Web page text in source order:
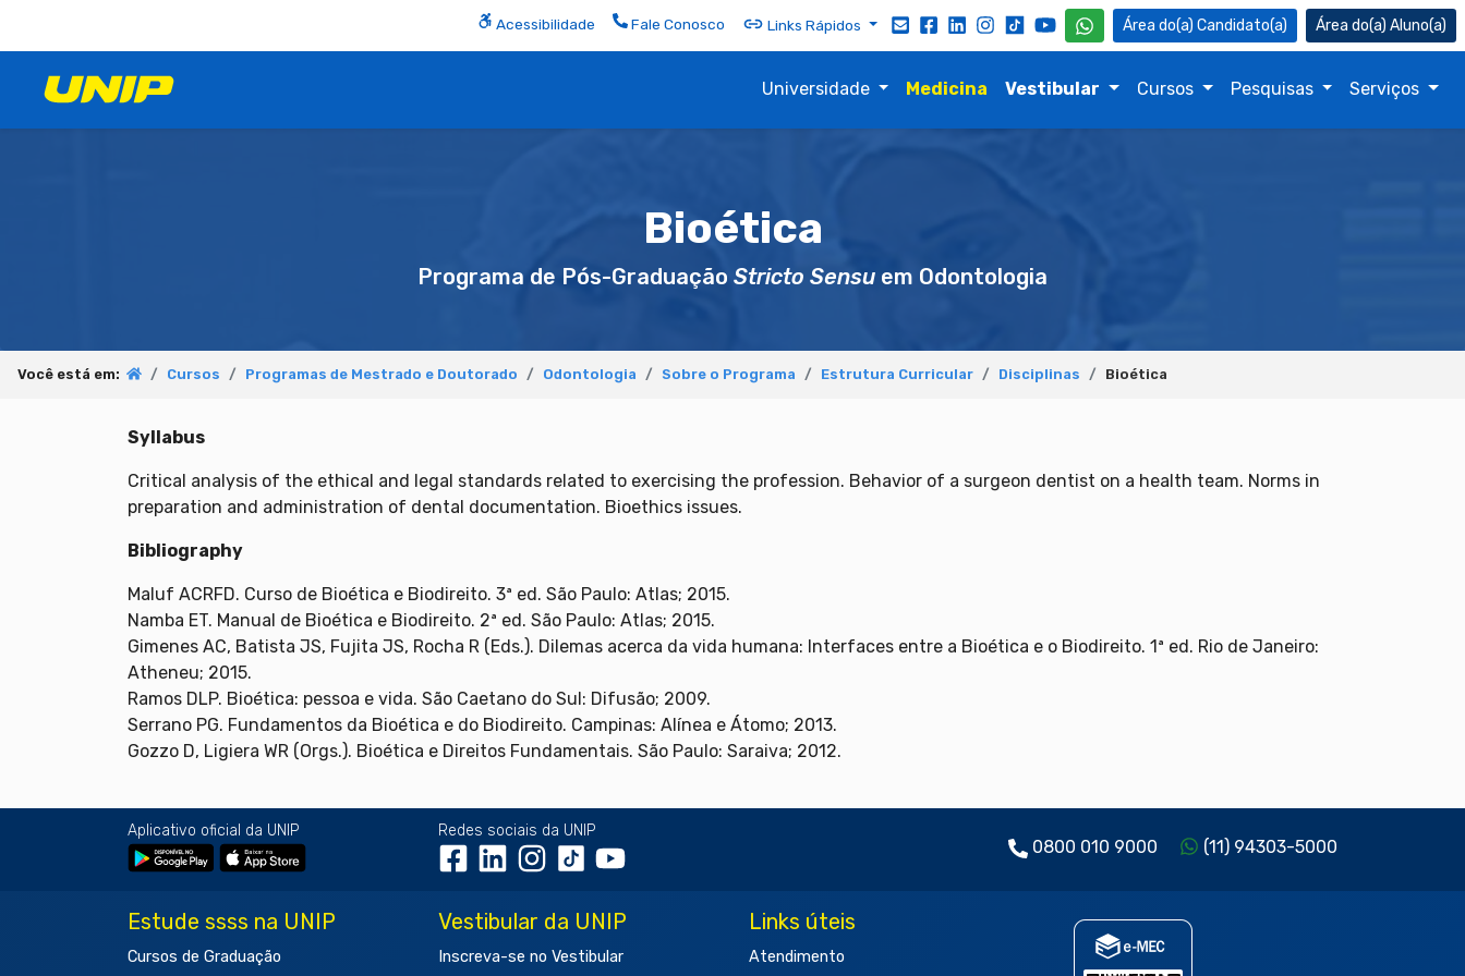
Acessibilidade Fale Conosco Links Rápidos Candidato(a) Aluno(a)
Universidade Medicina Vestibular Cursos Pesquisas Serviços
Bioética
Programa de Pós-Graduação Stricto Sensu em Odontologia
Você está em: Cursos Programas de Mestrado e Doutorado Odontologia Sobre o Programa Estrutura Curricular Disciplinas Bioética
Syllabus
Critical analysis of the ethical and legal standards related to exercising the profession. Behavior of a surgeon dentist on a health team. Norms in
preparation and administration of dental documentation. Bioethics issues.
Bibliography
Maluf ACRFD. Curso de Bioética e Biodireito. 3ª ed. São Paulo: Atlas; 2015.
Namba ET. Manual de Bioética e Biodireito. 2ª ed. São Paulo: Atlas; 2015.
Gimenes AC, Batista JS, Fujita JS, Rocha R (Eds.). Dilemas acerca da vida humana: Interfaces entre a Bioética e o Biodireito. 1ª ed. Rio de Janeiro:
Atheneu; 2015.
Ramos DLP. Bioética: pessoa e vida. São Caetano do Sul: Difusão; 2009.
Serrano PG. Fundamentos da Bioética e do Biodireito. Campinas: Alínea e Átomo; 2013.
Gozzo D, Ligiera WR (Orgs.). Bioética e Direitos Fundamentais. São Paulo: Saraiva; 2012.
Aplicativo oficial da UNIP Redes sociais da UNIP
0800 010 9000 (11) 94303-5000
Estude ssss na UNIP
Cursos de Graduação
Vestibular da UNIP
Inscreva-se no Vestibular
Links úteis
Atendimento